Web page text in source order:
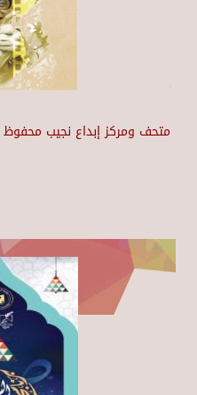
متحف ومركز إبداع نجيب محفوظ ١١٤ عاماً على ميلاد صاحب